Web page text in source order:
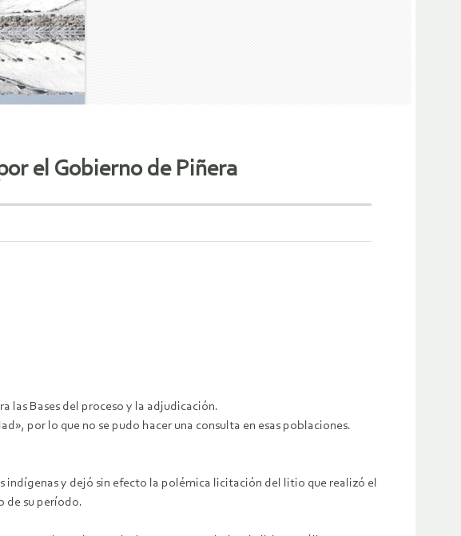
el Gobierno de Piñera
las Bases del proceso y la adjudicación.
por lo que no se pudo hacer una consulta en esas poblaciones.
indígenas y dejó sin efecto la polémica licitación del litio que realizó el
de su período.